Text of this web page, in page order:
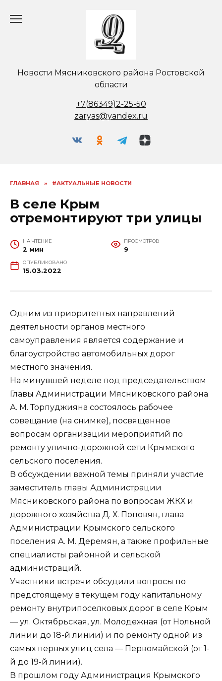
Новости Мясниковского района Ростовской
области
+7(86349)2-25-50
zaryas@yandex.ru
ГЛАВНАЯ » #АКТУАЛЬНЫЕ НОВОСТИ
В селе Крым
отремонтируют три улицы
НА ЧТЕНИЕ
2 мин
ПРОСМОТРОВ
9
ОПУБЛИКОВАНО
15.03.2022
Одним из приоритетных направлений
деятельности органов местного
самоуправления является содержание и
благоустройство автомобильных дорог
местного значения.
На минувшей неделе под председательством
Главы Администрации Мясниковского района
А. М. Торпуджияна состоялось рабочее
совещание (на снимке), посвященное
вопросам организации мероприятий по
ремонту улично-дорожной сети Крымского
сельского поселения.
В обсуждении важной темы приняли участие
заместитель главы Администрации
Мясниковского района по вопросам ЖКХ и
дорожного хозяйства Д. Х. Поповян, глава
Администрации Крымского сельского
поселения А. М. Деремян, а также профильные
специалисты районной и сельской
администраций.
Участники встречи обсудили вопросы по
предстоящему в текущем году капитальному
ремонту внутрипоселковых дорог в селе Крым
— ул. Октябрьская, ул. Молодежная (от Нольной
линии до 18-й линии) и по ремонту одной из
самых первых улиц села — Первомайской (от 1-
й до 19-й линии).
В прошлом году Администрация Крымского